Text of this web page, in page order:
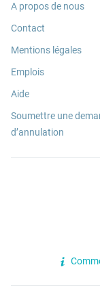
A propos de nous
Contact
Mentions légales
Emplois
Aide
Soumettre une
d’annulation